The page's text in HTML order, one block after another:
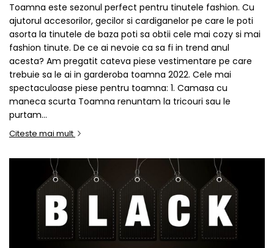
Toamna este sezonul perfect pentru tinutele fashion. Cu
ajutorul accesorilor, gecilor si cardiganelor pe care le poti
asorta la tinutele de baza poti sa obtii cele mai cozy si mai
fashion tinute. De ce ai nevoie ca sa fi in trend anul
acesta? Am pregatit cateva piese vestimentare pe care
trebuie sa le ai in garderoba toamna 2022. Cele mai
spectaculoase piese pentru toamna: 1. Camasa cu
maneca scurta Toamna renuntam la tricouri sau le
purtam...
Citeste mai mult